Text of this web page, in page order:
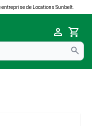
entreprise de Locations Sunbelt.
Cart